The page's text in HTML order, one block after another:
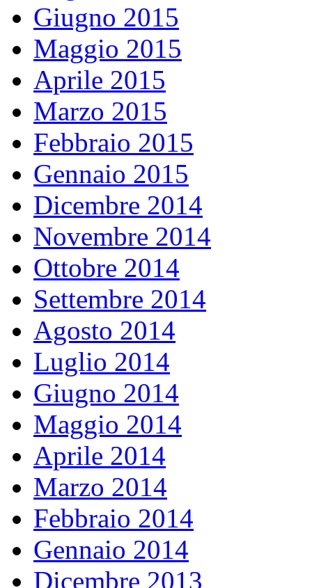
Giugno 2015
Maggio 2015
Aprile 2015
Marzo 2015
Febbraio 2015
Gennaio 2015
Dicembre 2014
Novembre 2014
Ottobre 2014
Settembre 2014
Agosto 2014
Luglio 2014
Giugno 2014
Maggio 2014
Aprile 2014
Marzo 2014
Febbraio 2014
Gennaio 2014
Dicembre 2013